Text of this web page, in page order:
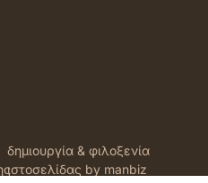
δημιουργία & φιλοξενία
ιστοσελίδας by manbiz